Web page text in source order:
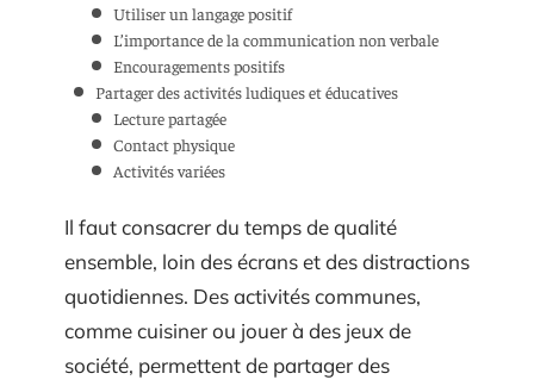
Utiliser un langage positif
L’importance de la communication non verbale
Encouragements positifs
Partager des activités ludiques et éducatives
Lecture partagée
Contact physique
Activités variées
Il faut consacrer du temps de qualité
ensemble, loin des écrans et des distractions
quotidiennes. Des activités communes,
comme cuisiner ou jouer à des jeux de
société, permettent de partager des